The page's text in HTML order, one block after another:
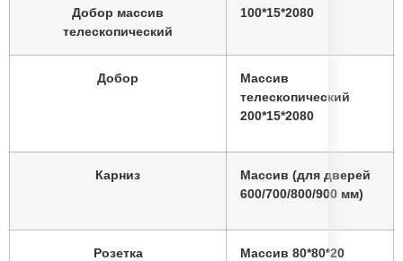
Стандартными по ширине
полотна шириной 600 /
наценка 20%
Нестандарты по ширине:
950 / 1000 мм — наценка
10%
наценка 30%
Добор массив
телескопический
100*15*2080
Добор
Массив
телескопический
200*15*2080
Карниз
Массив (для дверей
600/700/800/900 мм)
Розетка Массив 80*80*20